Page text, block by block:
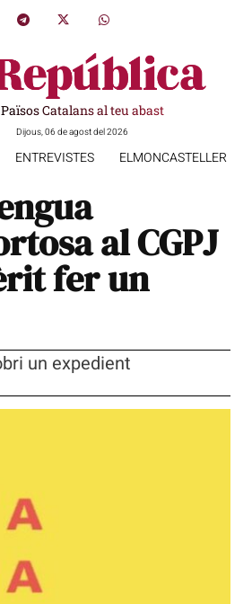
Catalans al teu abast
Dijous, 06 de agost del 2026
ENTREVISTES ELMONCASTELLER
al CGPJ
fer un
un expedient